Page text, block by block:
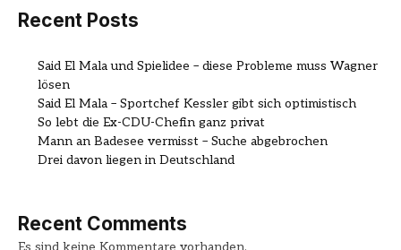
Recent Posts
Said El Mala und Spielidee – diese Probleme muss Wagner
lösen
Said El Mala – Sportchef Kessler gibt sich optimistisch
So lebt die Ex-CDU-Chefin ganz privat
Mann an Badesee vermisst – Suche abgebrochen
Drei davon liegen in Deutschland
Recent Comments